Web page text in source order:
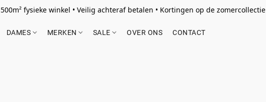
500m² fysieke winkel • Veilig achteraf betalen • Kortingen op de zomercollectie
DAMES MERKEN SALE OVER ONS CONTACT